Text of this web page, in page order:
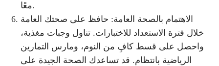
معًا.
الاهتمام بالصحة العامة: حافظ على صحتك العامة
خلال فترة الاستعداد للاختبارات. تناول وجبات مغذية،
واحصل على قسط كافٍ من النوم، ومارس التمارين
الرياضية بانتظام. قد تساعدك الصحة الجيدة على